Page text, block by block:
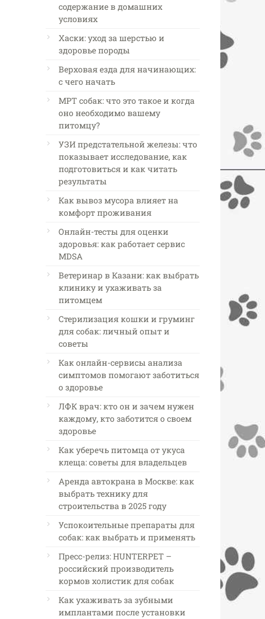
содержание в домашних
условиях
Хаски: уход за шерстью и
здоровье породы
Верховая езда для начинающих:
с чего начать
МРТ собак: что это такое и когда
оно необходимо вашему
питомцу?
УЗИ предстательной железы: что
показывает исследование, как
подготовиться и как читать
результаты
Как вывоз мусора влияет на
комфорт проживания
Онлайн-тесты для оценки
здоровья: как работает сервис
MDSA
Ветеринар в Казани: как выбрать
клинику и ухаживать за
питомцем
Стерилизация кошки и груминг
для собак: личный опыт и
советы
Как онлайн-сервисы анализа
симптомов помогают заботиться
о здоровье
ЛФК врач: кто он и зачем нужен
каждому, кто заботится о своем
здоровье
Как уберечь питомца от укуса
клеща: советы для владельцев
Аренда автокрана в Москве: как
выбрать технику для
строительства в 2025 году
Успокоительные препараты для
собак: как выбрать и применять
Пресс-релиз: HUNTERPET –
российский производитель
кормов холистик для собак
Как ухаживать за зубными
имплантами после установки